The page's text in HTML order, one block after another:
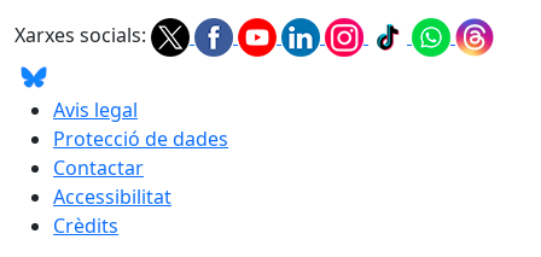
Xarxes socials:
Avis legal
Protecció de dades
Contactar
Accessibilitat
Crèdits